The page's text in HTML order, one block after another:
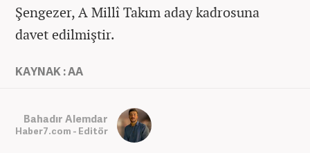
Şengezer, A Millî Takım aday kadrosuna
davet edilmiştir.
KAYNAK : AA
Bahadır Alemdar
Haber7.com - Editör